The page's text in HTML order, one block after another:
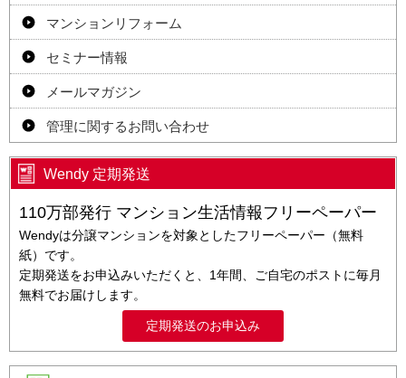
マンションリフォーム
セミナー情報
メールマガジン
管理に関するお問い合わせ
Wendy 定期発送
110万部発行 マンション生活情報フリーペーパー
Wendyは分譲マンションを対象としたフリーペーパー（無料
紙）です。
定期発送をお申込みいただくと、1年間、ご自宅のポストに毎月
無料でお届けします。
定期発送のお申込み